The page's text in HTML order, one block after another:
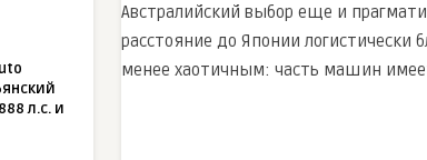
л.с. и
Австралийский выбор еще и
расстояние до Японии логистически
менее хаотичным: часть машин